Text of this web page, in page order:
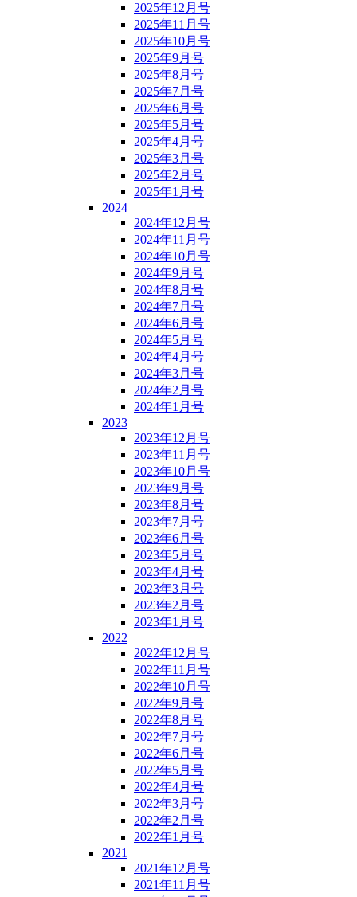
2025年12月号
2025年11月号
2025年10月号
2025年9月号
2025年8月号
2025年7月号
2025年6月号
2025年5月号
2025年4月号
2025年3月号
2025年2月号
2025年1月号
2024
2024年12月号
2024年11月号
2024年10月号
2024年9月号
2024年8月号
2024年7月号
2024年6月号
2024年5月号
2024年4月号
2024年3月号
2024年2月号
2024年1月号
2023
2023年12月号
2023年11月号
2023年10月号
2023年9月号
2023年8月号
2023年7月号
2023年6月号
2023年5月号
2023年4月号
2023年3月号
2023年2月号
2023年1月号
2022
2022年12月号
2022年11月号
2022年10月号
2022年9月号
2022年8月号
2022年7月号
2022年6月号
2022年5月号
2022年4月号
2022年3月号
2022年2月号
2022年1月号
2021
2021年12月号
2021年11月号